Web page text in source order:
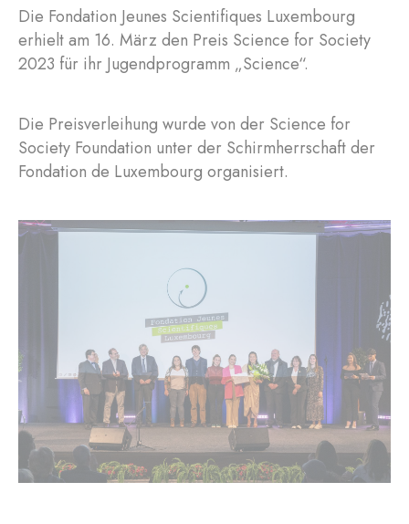
Die Fondation Jeunes Scientifiques Luxembourg
erhielt am 16. März den Preis Science for Society
2023 für ihr Jugendprogramm „Science“.
Die Preisverleihung wurde von der Science for
Society Foundation unter der Schirmherrschaft der
Fondation de Luxembourg organisiert.